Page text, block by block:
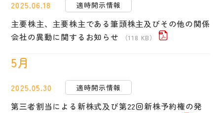
2025.06.18 適時開示情報
主要株主、主要株主である筆頭株主及びその他の関係
会社の異動に関するお知らせ
（118 KB）
5月
2025.05.30 適時開示情報
第三者割当による新株式及び第22回新株予約権の発